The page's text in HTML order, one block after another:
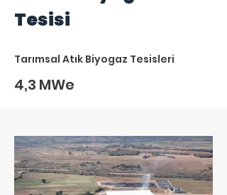
Tesisi
Tarımsal Atık Biyogaz Tesisleri
4,3 MWe